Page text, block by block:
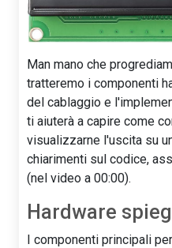
Man mano che
tratteremo i componenti
del cablaggio e
ti aiuterà a capire come
visualizzarne l'uscita su
chiarimenti sul codice,
(nel video a 00:00).
Hardware
I componenti principali